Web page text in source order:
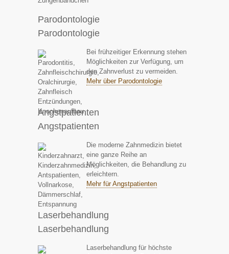
Parodontologie
Parodontologie
Bei frühzeitiger Erkennung stehen
Möglichkeiten zur Verfügung, um
den Zahnverlust zu vermeiden.
Mehr über Parodontologie
Angstpatienten
Angstpatienten
Die moderne Zahnmedizin bietet
eine ganze Reihe an
Möglichkeiten, die Behandlung zu
erleichtern.
Mehr für Angstpatienten
Laserbehandlung
Laserbehandlung
Laserbehandlung für höchste